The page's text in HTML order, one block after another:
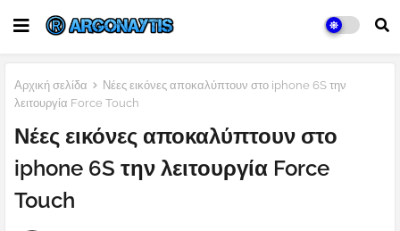
Αρχική σελίδα
Νέες εικόνες αποκαλύπτουν στο iphone 6S την
λειτουργία Force Touch
Νέες εικόνες αποκαλύπτουν στο
iphone 6S την λειτουργία Force
Touch